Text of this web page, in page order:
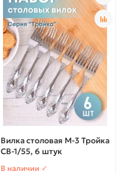
Вилка столовая М-3 Тройка
СВ-1/55, 6 штук
В наличии ✓